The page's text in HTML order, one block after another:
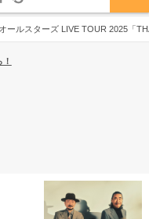
ールスターズ LIVE TOUR 2025「
発表！